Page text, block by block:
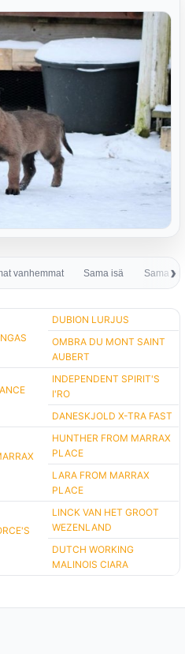
vanhemmat Sama isä Sama
DUBION LURJUS
OMBRA DU MONT SAINT
AUBERT
INDEPENDENT SPIRIT'S
I'RO
DANESKJOLD X-TRA FAST
HUNTHER FROM MARRAX
PLACE
LARA FROM MARRAX
PLACE
LINCK VAN HET GROOT
WEZENLAND
DUTCH WORKING
MALINOIS CIARA